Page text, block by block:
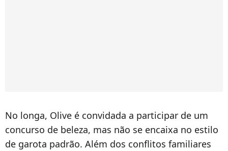
No longa, Olive é convidada a participar de um
concurso de beleza, mas não se encaixa no estilo
de garota padrão. Além dos conflitos familiares